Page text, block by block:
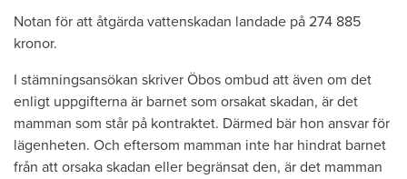
Notan för att åtgärda vattenskadan landade på 274 885
kronor.
I stämningsansökan skriver Öbos ombud att även om det
enligt uppgifterna är barnet som orsakat skadan, är det
mamman som står på kontraktet. Därmed bär hon ansvar för
lägenheten. Och eftersom mamman inte har hindrat barnet
från att orsaka skadan eller begränsat den, är det mamman